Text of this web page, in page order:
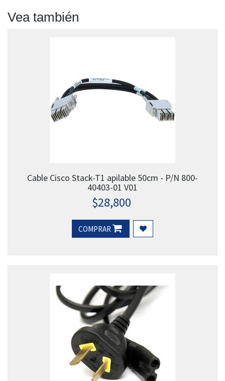
Vea también
Cable Cisco Stack-T1 apilable 50cm - P/N 800-
40403-01 V01
$28,800
COMPRAR